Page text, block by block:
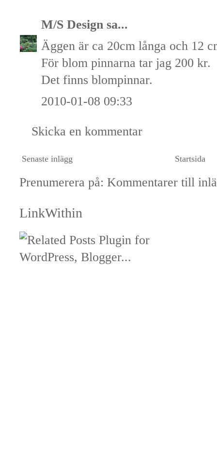
M/S Design sa...
Äggen är ca 20cm långa och 12
För blom pinnarna tar jag 200 kr.
Det finns blompinnar.
2010-01-08 09:33
Skicka en kommentar
Senaste inlägg Startsida
Prenumerera på: Kommentarer till
LinkWithin